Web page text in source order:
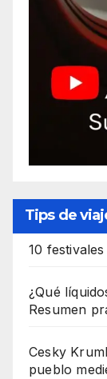
Tips de
10
¿Qué
Resumen
Cesky
pueblo